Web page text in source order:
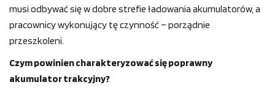
musi odbywać się w dobre strefie ładowania akumulatorów, a
pracownicy wykonujący tę czynność – porządnie
przeszkoleni.
Czym powinien charakteryzować się poprawny
akumulator trakcyjny?